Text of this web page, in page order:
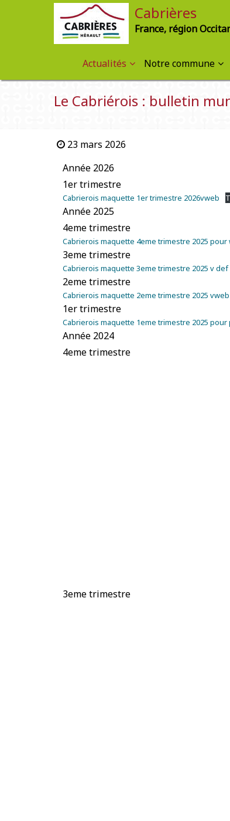
Cabrières
France, région
Actualités Notre commune
Le Cabriérois : bulletin
23 mars 2026
Année 2026
1er trimestre
Cabrierois maquette 1er trimestre 2026vweb
Année 2025
4eme trimestre
Cabrierois maquette 4eme trimestre 2025 pour
3eme trimestre
Cabrierois maquette 3eme trimestre 2025 v def
2eme trimestre
Cabrierois maquette 2eme trimestre 2025 vweb
1er trimestre
Cabrierois maquette 1eme trimestre 2025 pour
Année 2024
4eme trimestre
3eme trimestre